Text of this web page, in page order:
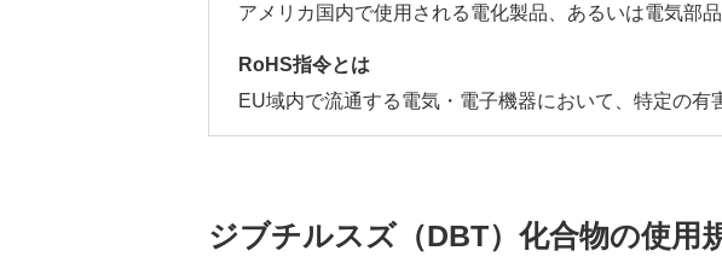
アメリカ国内で使用される電化製品、あるいは電気部
RoHS指令とは
EU域内で流通する電気・電子機器において、特定の有
ジブチルスズ（DBT）化合物の使用